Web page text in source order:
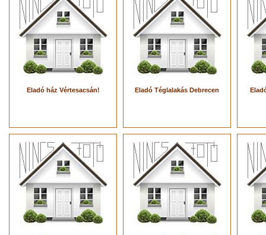
Eladó ház Vértesacsán! Eladó Téglalakás Debrecen